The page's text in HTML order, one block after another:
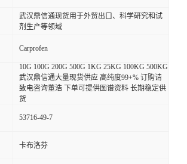
武汉鼎信通现货用于外贸出口、科学研究和试
剂生产等领域
Carprofen
10G 100G 200G 500G 1KG 25KG 100KG 500KG
武汉鼎信通大量现货供应 高纯度99+% 订购请
致电咨询董浩 下单可提供图谱资料 长期稳定供
货
53716-49-7
卡布洛芬